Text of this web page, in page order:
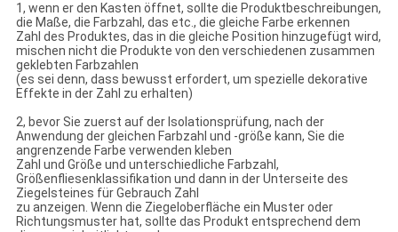
1, wenn er den Kasten öffnet, sollte die Produktbeschreibungen,
die Maße, die Farbzahl, das etc., die gleiche Farbe erkennen
Zahl des Produktes, das in die gleiche Position hinzugefügt wird,
mischen nicht die Produkte von den verschiedenen zusammen
geklebten Farbzahlen
(es sei denn, dass bewusst erfordert, um spezielle dekorative
Effekte in der Zahl zu erhalten)
2, bevor Sie zuerst auf der Isolationsprüfung, nach der
Anwendung der gleichen Farbzahl und -größe kann, Sie die
angrenzende Farbe verwenden kleben
Zahl und Größe und unterschiedliche Farbzahl,
Größenfliesenklassifikation und dann in der Unterseite des
Ziegelsteines für Gebrauch Zahl
zu anzeigen. Wenn die Ziegeloberfläche ein Muster oder
Richtungsmuster hat, sollte das Produkt entsprechend dem